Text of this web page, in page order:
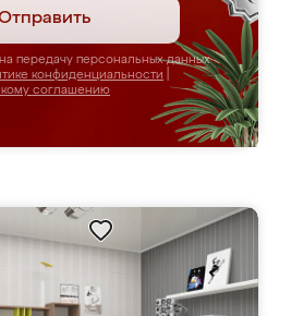
передачу персональных данных
конфиденциальности
соглашению